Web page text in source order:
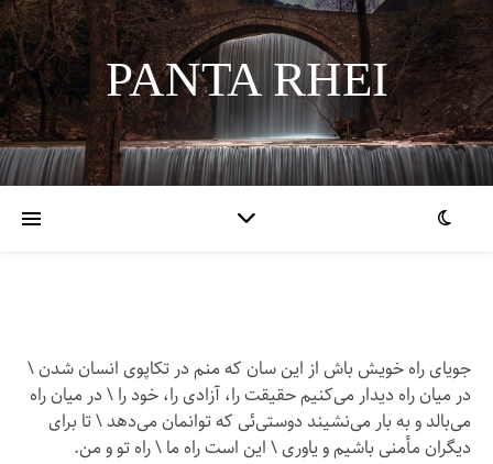
PANTA RHEI
جویای راه خویش باش از این سان که منم در تکاپوی انسان شدن \
در میان راه دیدار می‌کنیم حقیقت را، آزادی را، خود را \ در میان راه
می‌بالد و به بار می‌نشیند دوستی‌ئی که توانمان می‌دهد \ تا برای
دیگران مأمنی باشیم و یاوری \ این است راه ما \ راه تو و من.